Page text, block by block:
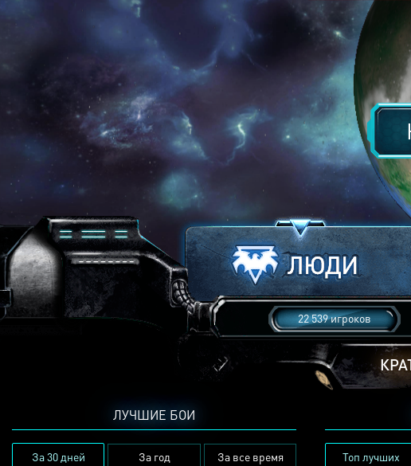
22 539 игроков
ЛУЧШИЕ БОИ
За 30 дней За год За все время Топ лучших